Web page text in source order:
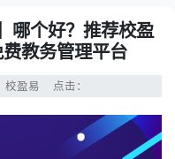
哪个好？推荐校盈
教务管理平台
校盈易 点击：